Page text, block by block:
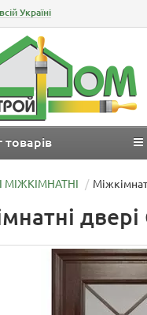
Україні
товарів
МІЖКІМНАТНІ
двері